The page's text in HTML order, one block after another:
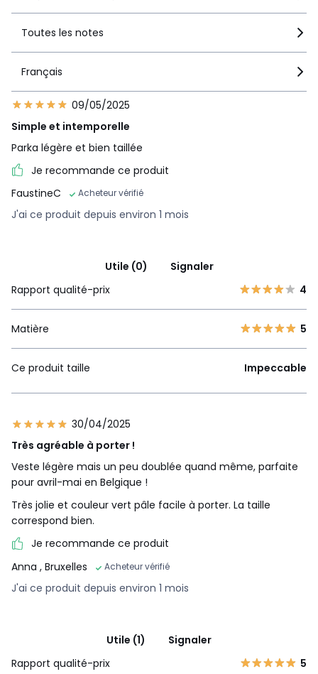
Toutes les notes
Français
09/05/2025
Simple et intemporelle
Parka légère et bien taillée
Je recommande ce produit
FaustineC
Acheteur vérifié
J'ai ce produit depuis environ 1 mois
Utile (0)
Signaler
Rapport qualité-prix
4
Matière 5
Ce produit taille Impeccable
30/04/2025
Très agréable à porter !
Veste légère mais un peu doublée quand même, parfaite
pour avril-mai en Belgique !
Très jolie et couleur vert pâle facile à porter. La taille
correspond bien.
Je recommande ce produit
Anna , Bruxelles Acheteur vérifié
J'ai ce produit depuis environ 1 mois
Utile (1)
Signaler
Rapport qualité-prix
5